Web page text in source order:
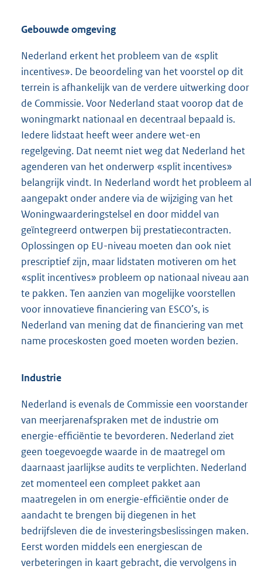
Gebouwde omgeving
Nederland erkent het probleem van de «split
incentives». De beoordeling van het voorstel op dit
terrein is afhankelijk van de verdere uitwerking door
de Commissie. Voor Nederland staat voorop dat de
woningmarkt nationaal en decentraal bepaald is.
Iedere lidstaat heeft weer andere wet-en
regelgeving. Dat neemt niet weg dat Nederland het
agenderen van het onderwerp «split incentives»
belangrijk vindt. In Nederland wordt het probleem al
aangepakt onder andere via de wijziging van het
Woningwaarderingstelsel en door middel van
geïntegreerd ontwerpen bij prestatiecontracten.
Oplossingen op EU-niveau moeten dan ook niet
prescriptief zijn, maar lidstaten motiveren om het
«split incentives» probleem op nationaal niveau aan
te pakken. Ten aanzien van mogelijke voorstellen
voor innovatieve financiering van ESCO’s, is
Nederland van mening dat de financiering van met
name proceskosten goed moeten worden bezien.
Industrie
Nederland is evenals de Commissie een voorstander
van meerjarenafspraken met de industrie om
energie-efficiëntie te bevorderen. Nederland ziet
geen toegevoegde waarde in de maatregel om
daarnaast jaarlijkse audits te verplichten. Nederland
zet momenteel een compleet pakket aan
maatregelen in om energie-efficiëntie onder de
aandacht te brengen bij diegenen in het
bedrijfsleven die de investeringsbeslissingen maken.
Eerst worden middels een energiescan de
verbeteringen in kaart gebracht, die vervolgens in